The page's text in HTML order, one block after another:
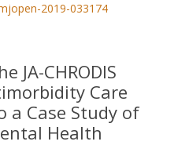
2019-033174
JA-CHRODIS
Care
a Case Study of
Health